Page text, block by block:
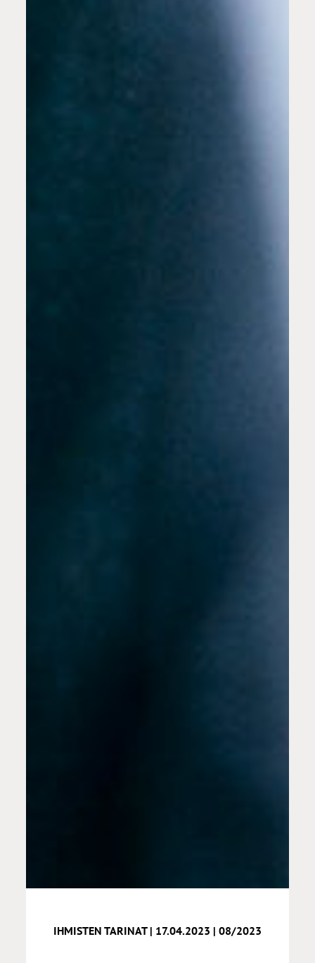
IHMISTEN TARINAT | 17.04.2023 | 08/2023